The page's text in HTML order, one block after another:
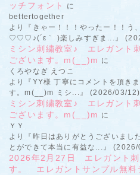
ッチフォント
に
bettertogether
より『きゃー！！！やったー！！う
♡♡♡♪(´ε｀ )楽しみすぎま...』
ミシン刺繍教室♪ エレガント
ございます。m(__)m に
くろやなぎ えつこ
より『YY様 丁寧にコメントを頂き
す。m(__)m ミシ...』 (2026/03/12)
ミシン刺繍教室♪ エレガント
ございます。m(__)m に
ＹＹ
より『昨日はありがとうございまし
とができて本当に有益な...』
2026年2月27日 エレガント刺
す。 エレガントサンプル無料